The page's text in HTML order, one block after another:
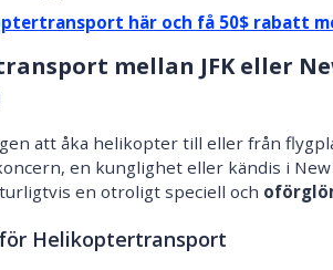
här och få 50$ rabatt
mellan JFK eller
att åka helikopter till eller från
en kunglighet eller kändis i
en otroligt speciell och
Helikoptertransport